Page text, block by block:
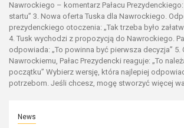
Nawrockiego – komentarz Pałacu Prezydenckiego:
startu” 3. Nowa oferta Tuska dla Nawrockiego.
prezydenckiego otoczenia: „Tak trzeba było
4. Tusk wychodzi z propozycją do Nawrockiego.
odpowiada: „To powinna być pierwsza decyzja” 5.
Nawrockiemu, Pałac Prezydencki reaguje: „To
początku” Wybierz wersję, która najlepiej
potrzebom. Jeśli chcesz, mogę stworzyć więcej
News